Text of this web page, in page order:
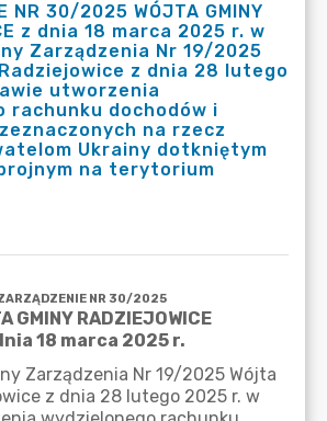
NR 30/2025 WÓJTA GMINY
z dnia 18 marca 2025 r. w
Zarządzenia Nr 19/2025
z dnia 28 lutego
utworzenia
rachunku dochodów i
na rzecz
Ukrainy dotkniętym
na terytorium